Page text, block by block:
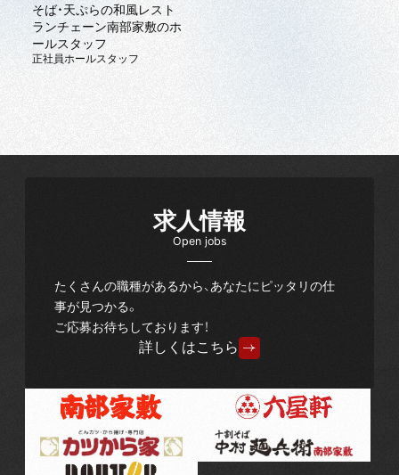
そば・天ぷらの和風レスト
ランチェーン南部家敷のホ
ールスタッフ
正社員ホールスタッフ
求人情報
Open jobs
たくさんの職種があるから、あなたにピッタリの仕
事が見つかる。
ご応募お待ちしております！
詳しくはこちら